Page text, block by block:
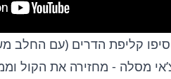
קליפת הדרים (עם החלב
מסלה - מחזירה את הקול